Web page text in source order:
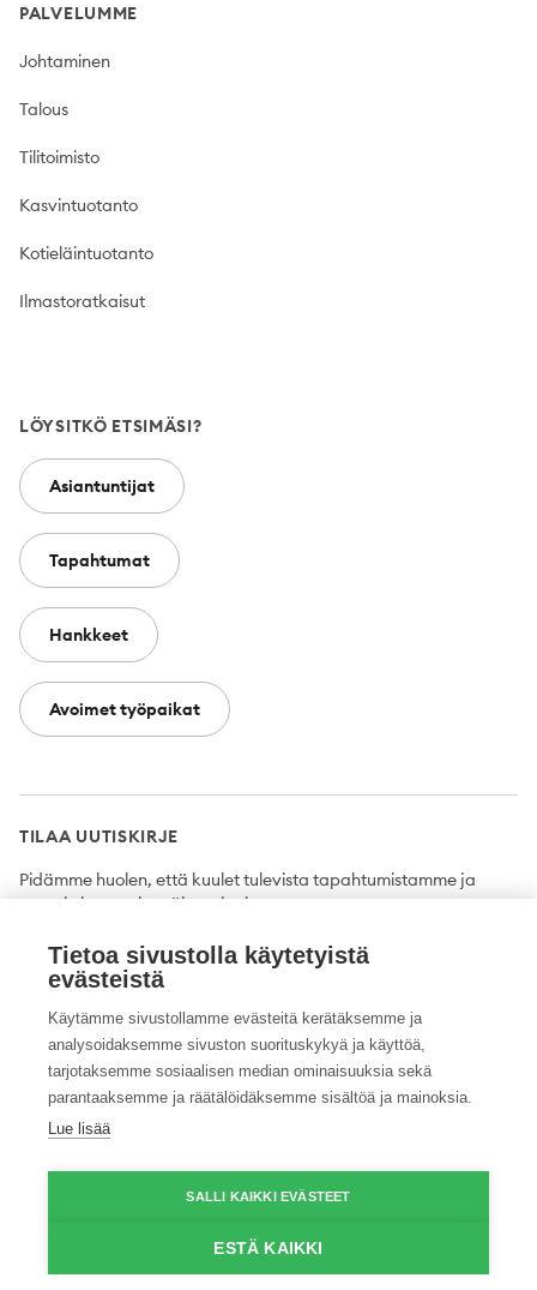
PALVELUMME
Johtaminen
Talous
Tilitoimisto
Kasvintuotanto
Kotieläintuotanto
Ilmastoratkaisut
LÖYSITKÖ ETSIMÄSI?
Asiantuntijat
Tapahtumat
Hankkeet
Avoimet työpaikat
TILAA UUTISKIRJE
Pidämme huolen, että kuulet tulevista tapahtumistamme ja
uutuuksista ensimmäisten joukossa.
Tilaa
Twitter FacebookYouTubeInstagramLinkedIn
© 2026 ProAgria. Kaikki oikeudet pidätetään.
Tietoa sivustolla käytetyistä
evästeistä
Käytämme sivustollamme evästeitä kerätäksemme ja
analysoidaksemme sivuston suorituskykyä ja käyttöä,
tarjotaksemme sosiaalisen median ominaisuuksia sekä
parantaaksemme ja räätälöidäksemme sisältöä ja mainoksia.
Lue lisää
SALLI KAIKKI EVÄSTEET
ESTÄ KAIKKI